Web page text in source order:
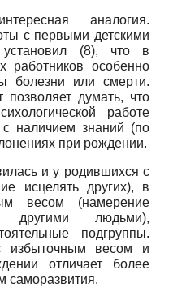
аналогия.
с первыми детскими
(8), что в
работников особенно
болезни или смерти.
позволяет думать, что
работе
наличием знаний (по
при рождении.
и у родившихся с
исцелять других), в
весом (намерение
другими людьми),
подгруппы.
избыточным весом и
отличает более
саморазвития.